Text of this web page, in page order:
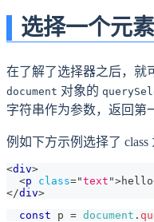
选择一个元素
在了解了选择器之后，就
document 对象的
字符串作为参数，返回第
例如下方示例选择了 class
<div>
<p class="text ">hello
</div>
const p = document .